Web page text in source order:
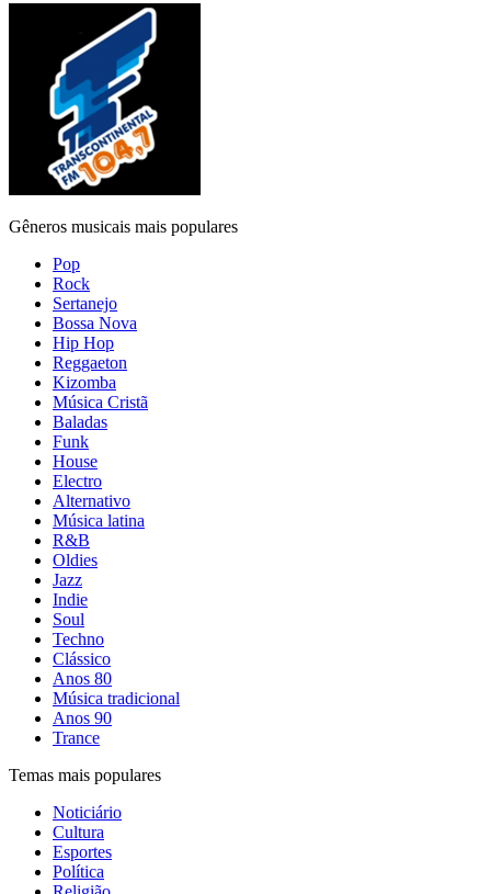
Gêneros musicais mais populares
Pop
Rock
Sertanejo
Bossa Nova
Hip Hop
Reggaeton
Kizomba
Música Cristã
Baladas
Funk
House
Electro
Alternativo
Música latina
R&B
Oldies
Jazz
Indie
Soul
Techno
Clássico
Anos 80
Música tradicional
Anos 90
Trance
Temas mais populares
Noticiário
Cultura
Esportes
Política